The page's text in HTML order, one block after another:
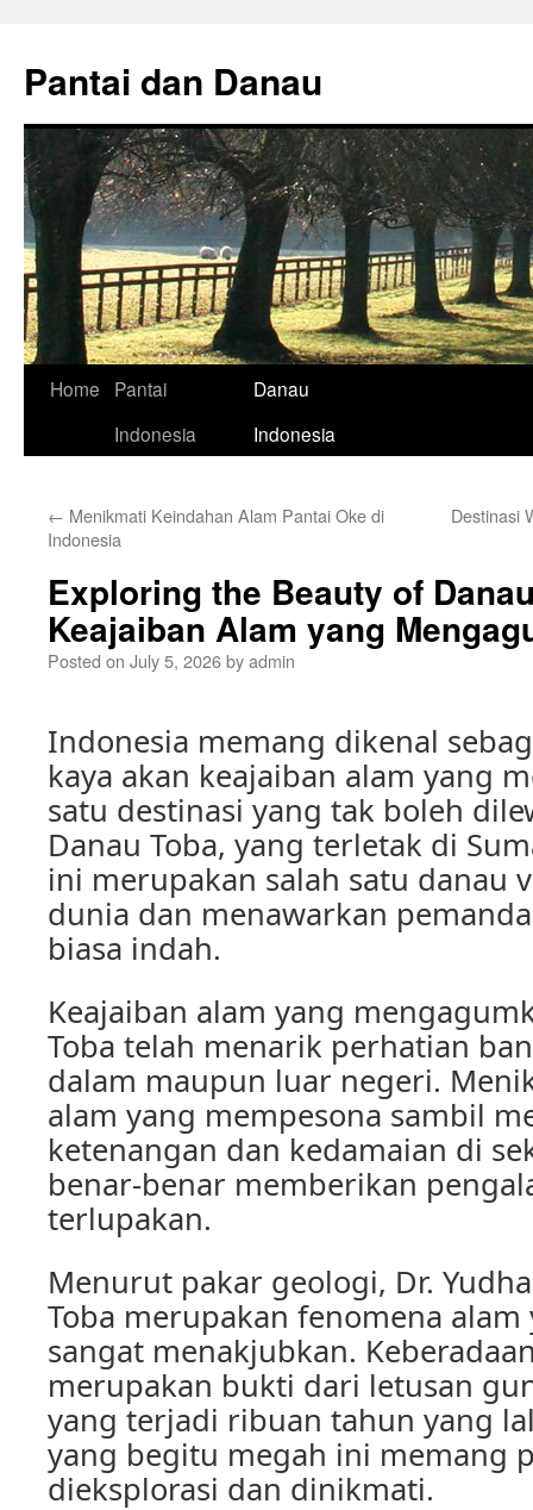
content
Pantai dan Danau
Home
Pantai
Indonesia
Danau
Indonesia
← Menikmati Keindahan Alam Pantai Oke di
Indonesia
Destinasi
Exploring the Beauty of
Keajaiban Alam yang
Posted on July 5, 2026byadmin
Indonesia memang dikenal
kaya akan keajaiban alam yang
satu destinasi yang tak boleh
Danau Toba, yang terletak di
ini merupakan salah satu danau
dunia dan menawarkan
biasa indah.
Keajaiban alam yang
Toba telah menarik perhatian
dalam maupun luar negeri.
alam yang mempesona sambil
ketenangan dan kedamaian di
benar-benar memberikan
terlupakan.
Menurut pakar geologi, Dr.
Toba merupakan fenomena
sangat menakjubkan.
merupakan bukti dari letusan
yang terjadi ribuan tahun yang
yang begitu megah ini memang
dieksplorasi dan dinikmati.